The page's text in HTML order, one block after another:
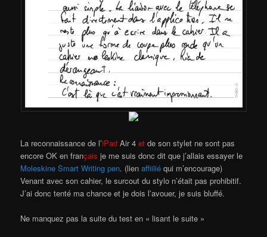
La reconnaissance de l’iPad Air 4et de son stylet ne sont pas
encore OK en français je me suis donc dit que j’allais essayer le
Moleskine Smart Writing pen. (lienaffiilié qui m’encourage)
Venant avec son cahier, le surcout du stylo n’était pas prohibitif.
J’ai donc tenté ma chance et je dois l’avouer, je suis bluffé.
Ne manquez pas la suite du test en « lisant le suite »